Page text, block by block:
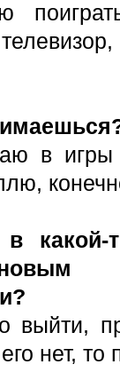
в игры
в
нет,